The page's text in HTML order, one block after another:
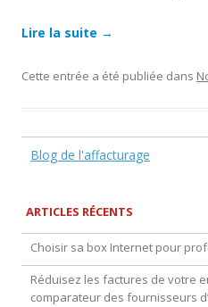
Lire la suite →
Cette entrée a été publiée dans
Blog de l'affacturage
ARTICLES RÉCENTS
Choisir sa box Internet pour
Réduisez les factures de votre
comparateur des fournisseurs